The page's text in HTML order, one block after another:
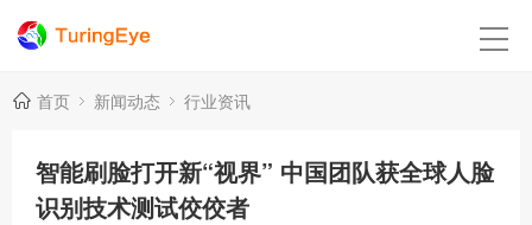
首页 新闻动态 行业资讯
智能刷脸打开新“视界” 中国团队获全球人脸
识别技术测试佼佼者